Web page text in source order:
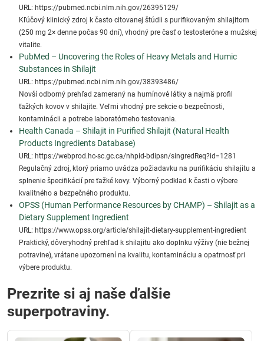
URL: https://pubmed.ncbi.nlm.nih.gov/26395129/
Kľúčový klinický zdroj k často citovanej štúdii s purifikovaným shilajitom
(250 mg 2× denne počas 90 dní), vhodný pre časť o testosteróne a mužskej
vitalite.
PubMed – Uncovering the Roles of Heavy Metals and Humic
Substances in Shilajit
URL: https://pubmed.ncbi.nlm.nih.gov/38393486/
Novší odborný prehľad zameraný na humínové látky a najmä profil
ťažkých kovov v shilajite. Veľmi vhodný pre sekcie o bezpečnosti,
kontaminácii a potrebe laboratórneho testovania.
Health Canada – Shilajit in Purified Shilajit (Natural Health
Products Ingredients Database)
URL: https://webprod.hc-sc.gc.ca/nhpid-bdipsn/singredReq?id=1281
Regulačný zdroj, ktorý priamo uvádza požiadavku na purifikáciu shilajitu a
splnenie špecifikácií pre ťažké kovy. Výborný podklad k časti o výbere
kvalitného a bezpečného produktu.
OPSS (Human Performance Resources by CHAMP) – Shilajit as a
Dietary Supplement Ingredient
URL: https://www.opss.org/article/shilajit-dietary-supplement-ingredient
Praktický, dôveryhodný prehľad k shilajitu ako doplnku výživy (nie bežnej
potravine), vrátane upozornení na kvalitu, kontamináciu a opatrnosť pri
výbere produktu.
Prezrite si aj naše ďalšie
superpotraviny.